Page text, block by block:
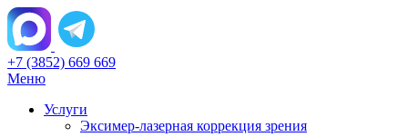
+7 (3852) 669 669
Меню
Услуги
Эксимер-лазерная коррекция зрения